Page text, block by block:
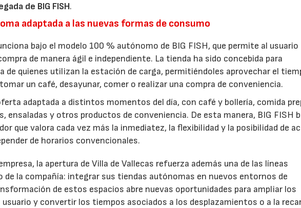
de BIG FISH.
adaptada a las nuevas formas de consumo
bajo el modelo 100 % autónomo de BIG FISH, que permite al usuario
de manera ágil e independiente. La tienda ha sido concebida para
de quienes utilizan la estación de carga, permitiéndoles aprovechar el
un café, desayunar, comer o realizar una compra de conveniencia.
adaptada a distintos momentos del día, con café y bollería, comida
ensaladas y otros productos de conveniencia. De esta manera, BIG FISH
que valora cada vez más la inmediatez, la flexibilidad y la posibilidad de
de horarios convencionales.
la apertura de Villa de Vallecas refuerza además una de las líneas
la compañía: integrar sus tiendas autónomas en nuevos entornos de
de estos espacios abre nuevas oportunidades para ampliar los
y convertir los tiempos asociados a los desplazamientos o a la